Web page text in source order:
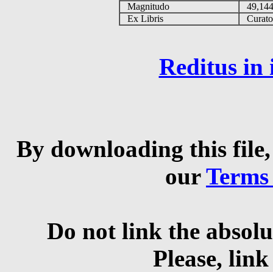
Magnitudo
Ex Libris
Reditus in
By downloading this
our
Do not link the
Please,